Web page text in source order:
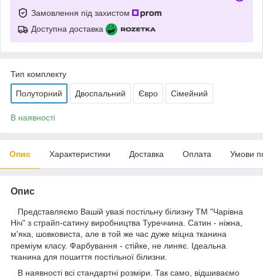
Замовлення під захистом
Доступна доставка
Тип комплекту
Полуторний Двоспальний Євро Сімейний
В наявності
Опис Характеристики Доставка Оплата Умови
Опис
Представляємо Вашій увазі постільну білизну ТМ "Чарівна
Ніч" з страйп-сатину виробництва Туреччина. Сатин - ніжна,
м'яка, шовковиста, але в той же час дуже міцна тканина
преміум класу. Фарбування - стійке, не линяє. Ідеальна
тканина для пошиття постільної білизни.
В наявності всі стандартні розміри. Так само, відшиваємо